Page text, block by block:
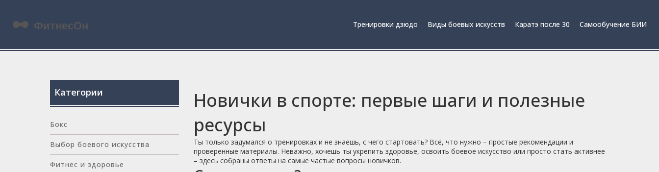
Тренировки дзюдо Виды боевых искусств Каратэ после 30 Самообучение БИИ
Новички в спорте: первые шаги и полезные
ресурсы
Ты только задумался о тренировках и не знаешь, с чего стартовать? Всё, что нужно – простые рекомендации и
проверенные материалы. Неважно, хочешь ты укрепить здоровье, освоить боевое искусство или просто стать активнее
– здесь собраны ответы на самые частые вопросы новичков.
Категории
Бокс
Выбор боевого искусства
Фитнес и здоровье